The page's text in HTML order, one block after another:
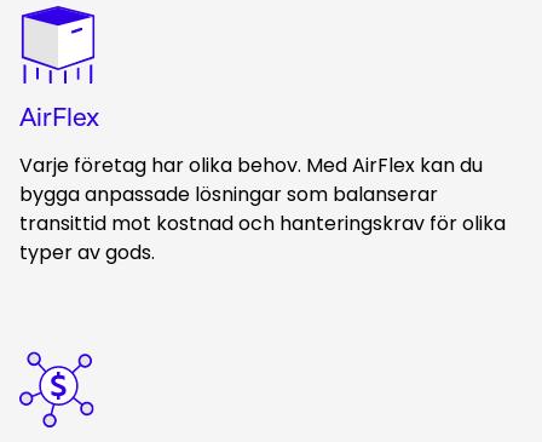
Keepeek
AirFlex
Varje företag har olika behov. Med AirFlex kan du
bygga anpassade lösningar som balanserar
transittid mot kostnad och hanteringskrav för olika
typer av gods.
Keepeek